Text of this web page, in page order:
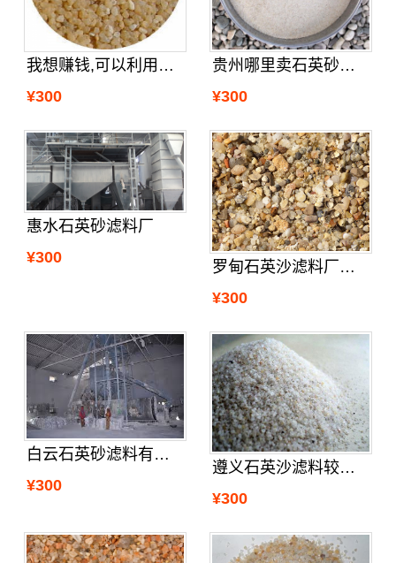
我想赚钱,可以利用贵阳石英砂滤料来
¥300
贵州哪里卖石英砂滤料
¥300
惠水石英砂滤料厂
¥300
罗甸石英沙滤料厂家直销
¥300
白云石英砂滤料有卖没
¥300
遵义石英沙滤料较近的厂
¥300